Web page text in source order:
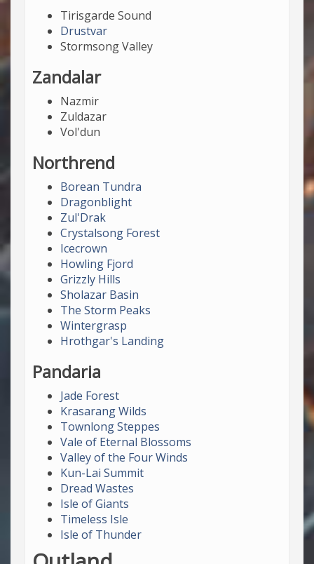
Tirisgarde Sound
Drustvar
Stormsong Valley
Zandalar
Nazmir
Zuldazar
Vol'dun
Northrend
Borean Tundra
Dragonblight
Zul'Drak
Crystalsong Forest
Icecrown
Howling Fjord
Grizzly Hills
Sholazar Basin
The Storm Peaks
Wintergrasp
Hrothgar's Landing
Pandaria
Jade Forest
Krasarang Wilds
Townlong Steppes
Vale of Eternal Blossoms
Valley of the Four Winds
Kun-Lai Summit
Dread Wastes
Isle of Giants
Timeless Isle
Isle of Thunder